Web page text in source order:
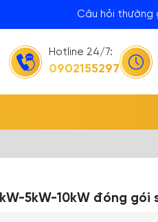
Câu hỏi thường
Hotline 24/7:
0902155297
5kW-10kW đóng gói